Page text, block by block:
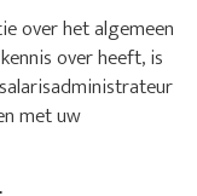
over het algemeen
over heeft, is
met uw